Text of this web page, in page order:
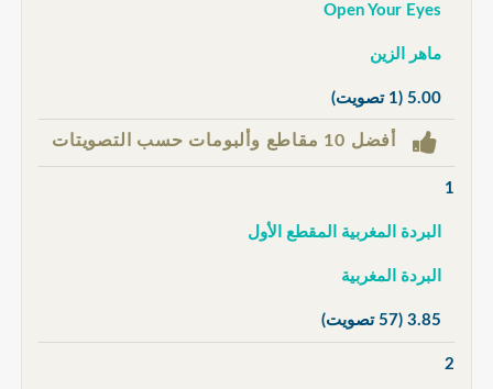
Open Your Eyes
ماهر الزين
5.00 (1 تصويت)
أفضل 10 مقاطع وألبومات حسب التصويتات
1
البردة المغربية المقطع الأول
البردة المغربية
3.85 (57 تصويت)
2